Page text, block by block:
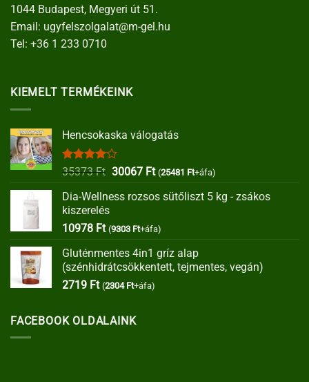
1044 Budapest, Megyeri út 51.
Email: ugyfelszolgalat@m-gel.hu
Tel: +36 1 233 0710
KIEMELT TERMÉKEINK
Hencsokaska válogatás
Értékelés:
35373Ft Original
was:
30067 FtCurrent
is:
(25481 Ft+áfa)
Dia-Wellness rozsos sütőliszt 5 kg - zsákos
kiszerelés
10978 Ft (9303 Ft+áfa)
Gluténmentes 4in1 gríz alap
(szénhidrátcsökkentett, tejmentes, vegán)
2719 Ft (2304 Ft+áfa)
FACEBOOK OLDALAINK